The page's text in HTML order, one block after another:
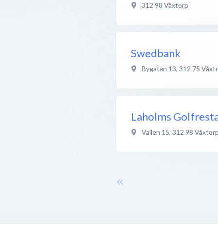
312 98 Våxtorp
Swedbank
Bygatan 13, 312 75
Laholms
Vallen 15, 312 98